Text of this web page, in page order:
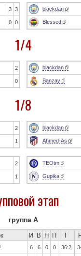
3 3
0 0
blackdan
Blessed
1/4
2
0
blackdan
Banzay
1/8
2
1
blackdan
Ahmed-As
2
1
TEOtm
Gupika
этап
группа А
И В Н П Г
6 6 0 0 36:2